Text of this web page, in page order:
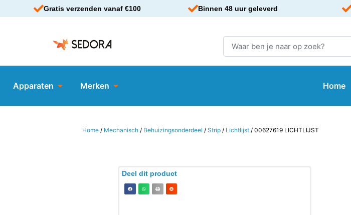
Gratis verzenden vanaf €100 Binnen 48 uur geleverd
Apparaten Merken Home
Home / Mechanisch / Behuizingsonderdeel /Strip / Lichtlijst / 00627619 LICHTLIJST
Deel dit product